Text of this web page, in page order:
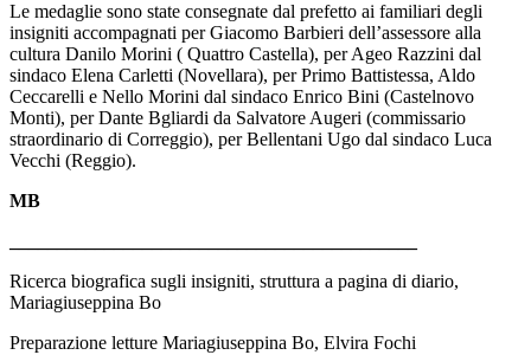
Le medaglie sono state consegnate dal prefetto ai familiari degli
insigniti accompagnati per Giacomo Barbieri dell’assessore alla
cultura Danilo Morini ( Quattro Castella), per Ageo Razzini dal
sindaco Elena Carletti (Novellara), per Primo Battistessa, Aldo
Ceccarelli e Nello Morini dal sindaco Enrico Bini (Castelnovo
Monti), per Dante Bgliardi da Salvatore Augeri (commissario
straordinario di Correggio), per Bellentani Ugo dal sindaco Luca
Vecchi (Reggio).
MB
Ricerca biografica sugli insigniti, struttura a pagina di diario,
Mariagiuseppina Bo
Preparazione letture Mariagiuseppina Bo, Elvira Fochi